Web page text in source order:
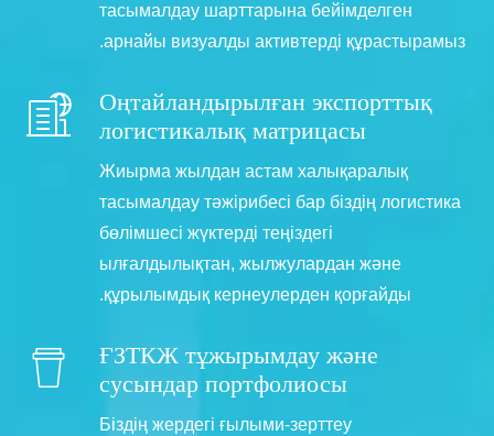
тасымалдау шарттарына бейімделген
арнайы визуалды активтерді құрастырамыз.
Оңтайландырылған экспорттық
логистикалық матрицасы
Жиырма жылдан астам халықаралық
тасымалдау тәжірибесі бар біздің логистика
бөлімшесі жүктерді теңіздегі
ылғалдылықтан, жылжулардан және
құрылымдық кернеулерден қорғайды.
ҒЗТКЖ тұжырымдау және
сусындар портфолиосы
Біздің жердегі ғылыми-зерттеу